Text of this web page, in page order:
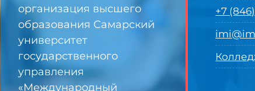
организация высшего
образования Самарский
университет
государственного
управления
«Международный
+7